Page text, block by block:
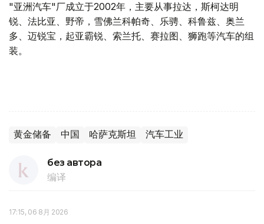
"亚洲汽车"厂成立于2002年，主要从事拉达，斯柯达明
锐、法比亚、野帝，雪佛兰科帕奇、乐骋、科鲁兹、奥兰
多、迈锐宝，起亚霸锐、索兰托、赛拉图、狮跑等汽车的组
装。
黄金储备 中国 哈萨克斯坦 汽车工业
без автора
编译
17:15, 06 8月 2026